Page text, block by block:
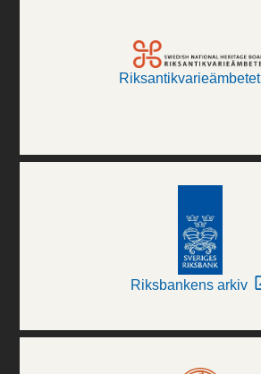
Riksantikvarieämbetet
Riksbankens arkiv